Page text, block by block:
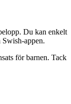
Du kan enkelt
Swish-appen.
för barnen. Tack